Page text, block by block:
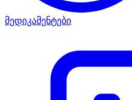
მედიკამენტები